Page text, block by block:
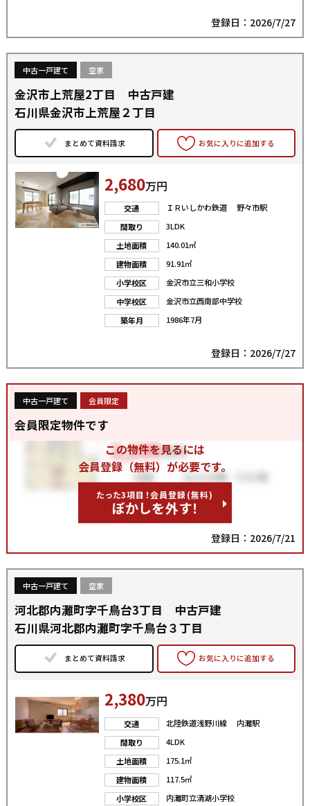
登録日：2026/7/27
中古一戸建て 空家
金沢市上荒屋2丁目 中古戸建
石川県金沢市上荒屋２丁目
まとめて資料請求 お気に入りに追加する
2,680万円
交通
ＩＲいしかわ鉄道 野々市駅
間取り
3LDK
土地面積
140.01㎡
建物面積
91.91㎡
小学校区
金沢市立三和小学校
中学校区
金沢市立西南部中学校
築年月
1986年7月
登録日：2026/7/27
中古一戸建て 会員限定
会員限定物件です
この物件を見るには
会員登録（無料）が必要です。
たった3項目！会員登録(無料)
ぼかしを外す！
登録日：2026/7/21
中古一戸建て 空家
河北郡内灘町字千鳥台3丁目 中古戸建
石川県河北郡内灘町字千鳥台３丁目
まとめて資料請求 お気に入りに追加する
2,380万円
交通
北陸鉄道浅野川線 内灘駅
間取り
4LDK
土地面積
175.1㎡
建物面積
117.5㎡
小学校区
内灘町立清湖小学校